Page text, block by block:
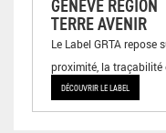
GENÈVE RÉGION
TERRE AVENIR
Le Label GRTA
proximité, la traçabilité
DÉCOUVRIR LE LABEL